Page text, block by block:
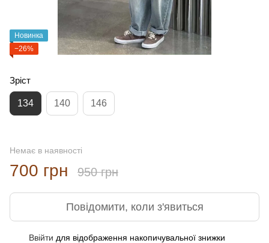
Новинка
−26%
Зріст
134 140 146
Немає в наявності
700 грн 950 грн
Повідомити, коли з'явиться
Ввійти для відображення накопичувальної знижки